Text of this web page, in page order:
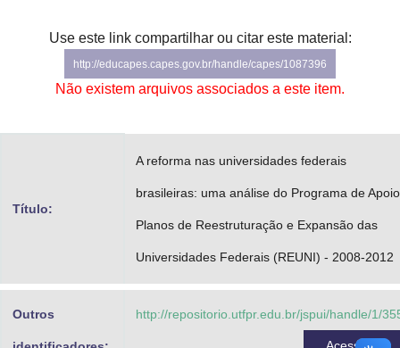
Banco Central do Brasil
Use este link compartilhar ou citar este material:
http://educapes.capes.gov.br/handle/capes/1087396
Não existem arquivos associados a este item.
Título:
A reforma nas universidades federais
brasileiras: uma análise do Programa de
Planos de Reestruturação e Expansão das
Universidades Federais (REUNI) - 2008-2012
Outros http://repositorio.utfpr.edu.br/jspui/handle/1/